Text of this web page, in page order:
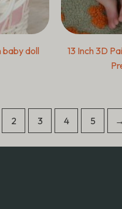
baby doll
13 Inch 3D
2 3 4 5 →